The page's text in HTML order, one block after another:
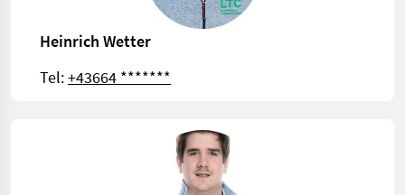
Heinrich Wetter
Tel:+43664 *******